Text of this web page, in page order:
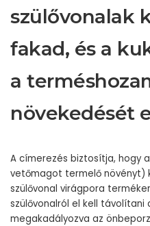
szülővonalak
fakad, és a
a
növekedését
A címerezés biztosítja, hogy
vetőmagot termelő növényt)
szülővonal virágpora
szülővonalról el kell távolítani
megakadályozva az